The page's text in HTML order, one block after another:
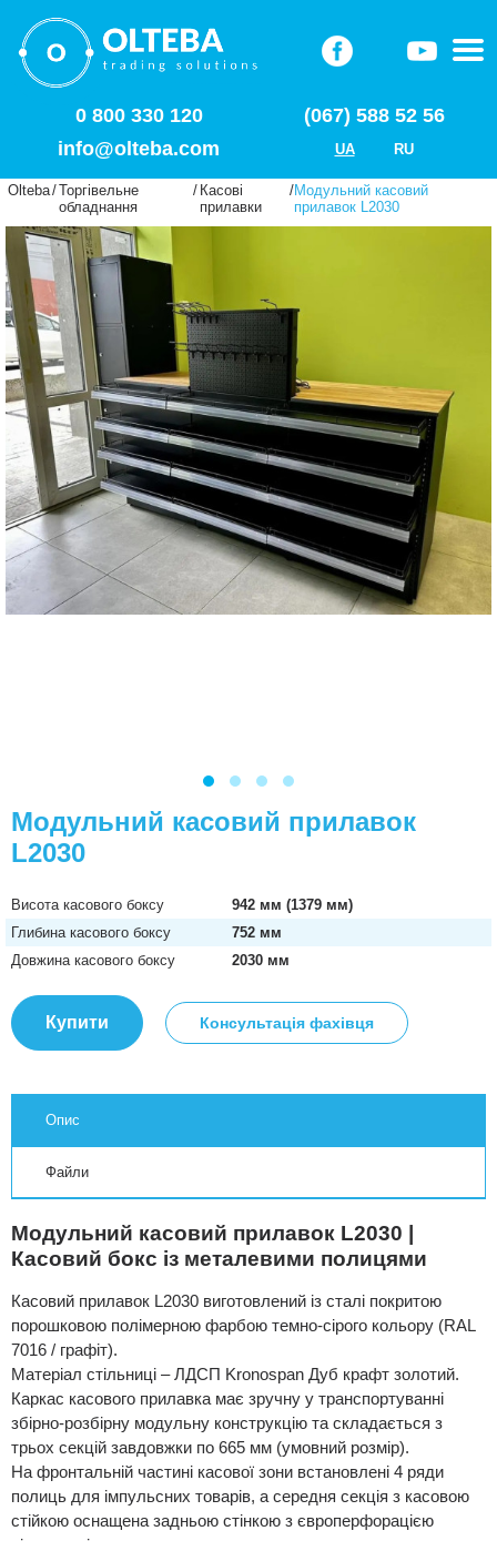
0 800 330 120
(067) 588 52 56
info@olteba.com
UA RU
Olteba/Торгівельне
обладнання
/ Касові
прилавки
/Модульний касовий
прилавок L2030
Модульний касовий прилавок
L2030
Висота касового боксу
942 мм (1379 мм)
Глибина касового боксу
752 мм
Довжина касового боксу
2030 мм
Купити Консультація фахівця
Опис
Файли
Модульний касовий прилавок L2030 |
Касовий бокс із металевими полицями
Касовий прилавок L2030 виготовлений із сталі покритою
порошковою полімерною фарбою темно-сірого кольору (RAL
7016 / графіт).
Матеріал стільниці – ЛДСП Kronospan Дуб крафт золотий.
Каркас касового прилавка має зручну у транспортуванні
збірно-розбірну модульну конструкцію та складається з
трьох секцій завдовжки по 665 мм (умовний розмір).
На фронтальній частині касової зони встановлені 4 ряди
полиць для імпульсних товарів, а середня секція з касовою
стійкою оснащена задньою стінкою з європерфорацією